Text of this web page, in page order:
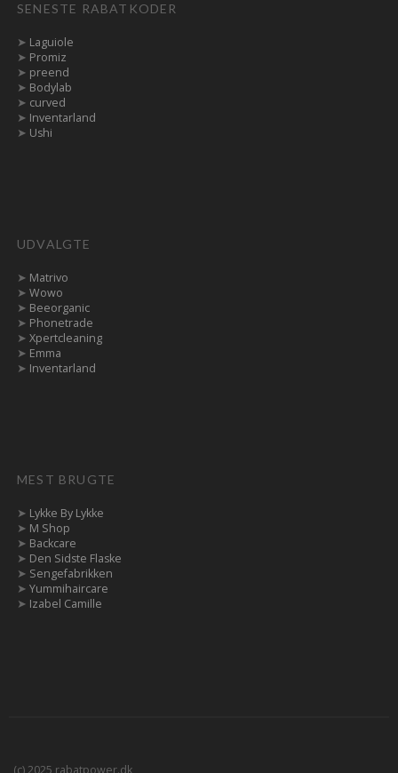
SENESTE RABATKODER
➤ Laguiole
➤ Promiz
➤ preend
➤ Bodylab
➤ curved
➤ Inventarland
➤ Ushi
UDVALGTE
➤ Matrivo
➤ Wowo
➤ Beeorganic
➤ Phonetrade
➤ Xpertcleaning
➤ Emma
➤ Inventarland
MEST BRUGTE
➤ Lykke By Lykke
➤ M Shop
➤ Backcare
➤ Den Sidste Flaske
➤ Sengefabrikken
➤ Yummihaircare
➤ Izabel Camille
(c) 2025 rabatpower.dk